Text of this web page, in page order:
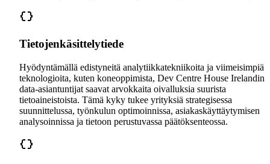
Tietojenkäsittelytiede
Hyödyntämällä edistyneitä analytiikkatekniikoita ja viimeisimpiä
teknologioita, kuten koneoppimista, Dev Centre House Irelandin
data-asiantuntijat saavat arvokkaita oivalluksia suurista
tietoaineistoista. Tämä kyky tukee yrityksiä strategisessa
suunnittelussa, työnkulun optimoinnissa, asiakaskäyttäytymisen
analysoinnissa ja tietoon perustuvassa päätöksenteossa.